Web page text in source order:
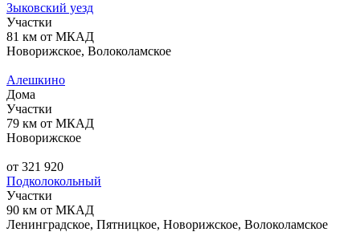
Зыковский уезд
Участки
81 км от МКАД
Новорижское, Волоколамское
Алешкино
Дома
Участки
79 км от МКАД
Новорижское
от 321 920
Подколокольный
Участки
90 км от МКАД
Ленинградское, Пятницкое, Новорижское, Волоколамское